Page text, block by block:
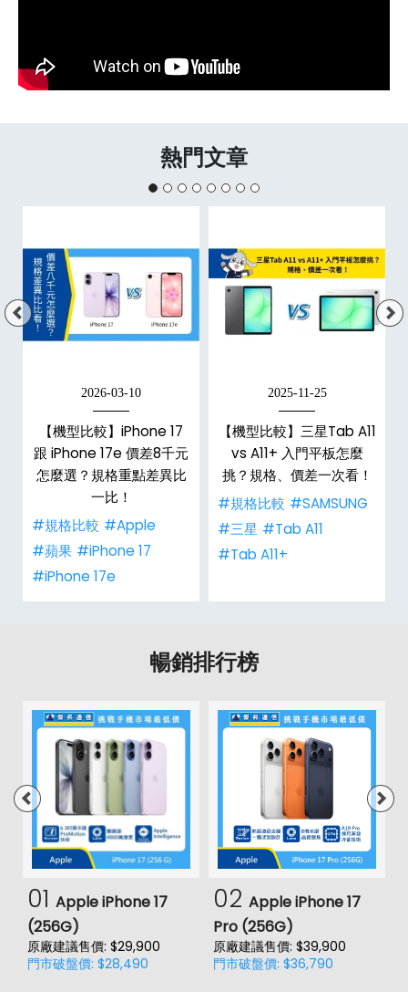
熱門文章
2026-03-10
【機型比較】iPhone 17
跟 iPhone 17e 價差8千元
怎麼選？規格重點差異比
一比！
#規格比較 #Apple
#蘋果 #iPhone 17
#iPhone 17e
2025-11-25
【機型比較】三星Tab A11
vs A11+ 入門平板怎麼
挑？規格、價差一次看！
#規格比較 #SAMSUNG
#三星 #Tab A11
#Tab A11+
暢銷排行榜
01 Apple iPhone 17
(256G)
原廠建議售價: $29,900
門市破盤價: $28,490
02 Apple iPhone 17
Pro (256G)
原廠建議售價: $39,900
門市破盤價: $36,790